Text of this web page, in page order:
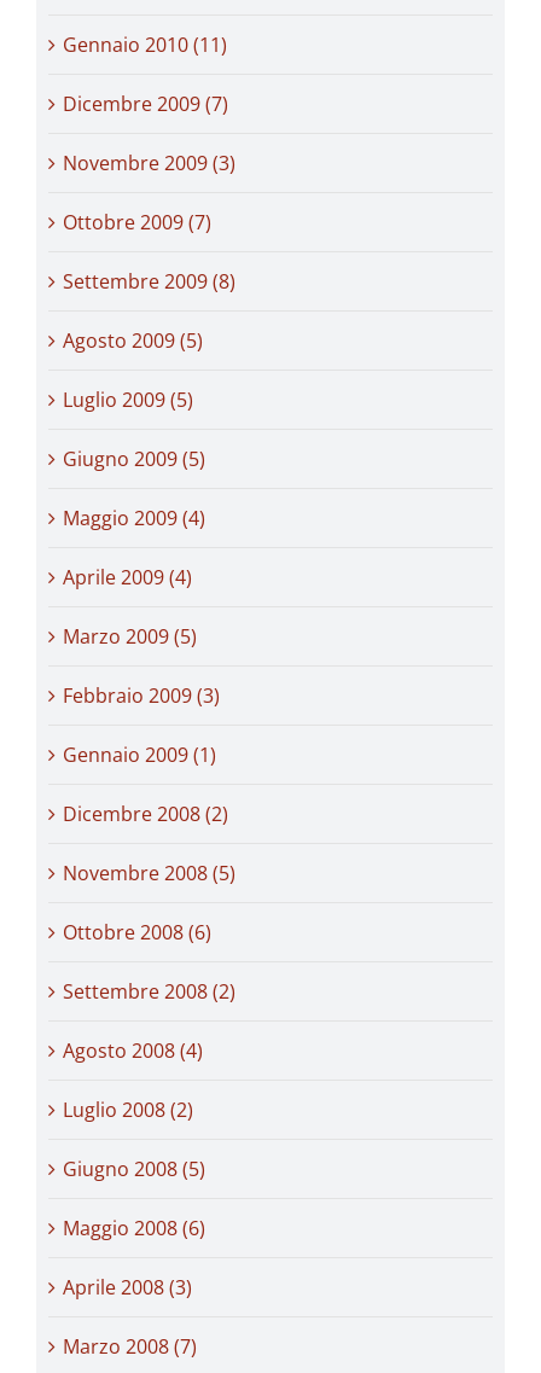
Gennaio 2010 (11)
Dicembre 2009 (7)
Novembre 2009 (3)
Ottobre 2009 (7)
Settembre 2009 (8)
Agosto 2009 (5)
Luglio 2009 (5)
Giugno 2009 (5)
Maggio 2009 (4)
Aprile 2009 (4)
Marzo 2009 (5)
Febbraio 2009 (3)
Gennaio 2009 (1)
Dicembre 2008 (2)
Novembre 2008 (5)
Ottobre 2008 (6)
Settembre 2008 (2)
Agosto 2008 (4)
Luglio 2008 (2)
Giugno 2008 (5)
Maggio 2008 (6)
Aprile 2008 (3)
Marzo 2008 (7)